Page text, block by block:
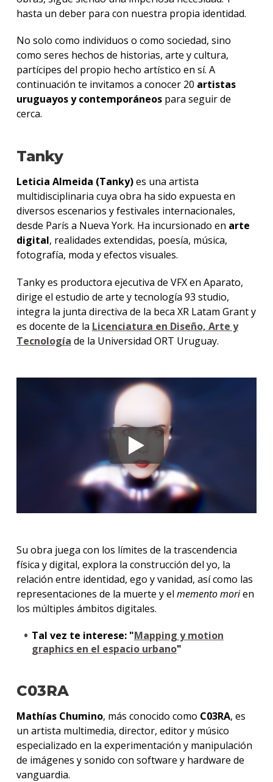
hasta un deber para con nuestra propia identidad.
No solo como individuos o como sociedad, sino
como seres hechos de historias, arte y cultura,
partícipes del propio hecho artístico en sí. A
continuación te invitamos a conocer 20 artistas
uruguayos y contemporáneospara seguir de
cerca.
Tanky
Leticia Almeida (Tanky)es una artista
multidisciplinaria cuya obra ha sido expuesta en
diversos escenarios y festivales internacionales,
desde París a Nueva York. Ha incursionado en arte
digital, realidades extendidas, poesía, música,
fotografía, moda y efectos visuales.
Tanky es productora ejecutiva de VFX en Aparato,
dirige el estudio de arte y tecnología 93 studio,
integra la junta directiva de la beca XR Latam Grant y
es docente de la Licenciatura en Diseño, Arte y
Tecnología de la Universidad ORT Uruguay.
Su obra juega con los límites de la trascendencia
física y digital, explora la construcción del yo, la
relación entre identidad, ego y vanidad, así como las
representaciones de la muerte y el memento morien
los múltiples ámbitos digitales.
Tal vez te interese: "Mapping y motion
graphics en el espacio urbano"
C03RA
Mathías Chumino, más conocido como C03RA, es
un artista multimedia, director, editor y músico
especializado en la experimentación y manipulación
de imágenes y sonido con software y hardware de
vanguardia.